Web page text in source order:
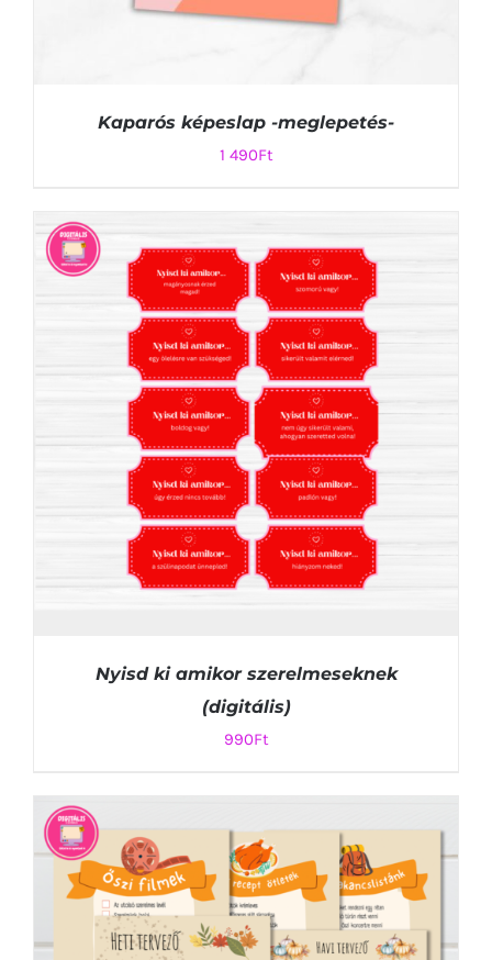
KOSÁRBA TESZEM
/
RÉSZLETEK
Kaparós képeslap -meglepetés-
1 490Ft
KOSÁRBA TESZEM
RÉSZLETEK
Nyisd ki amikor szerelmeseknek
(digitális)
990Ft